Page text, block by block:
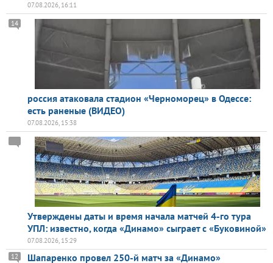
07.08.2026, 16:11
россия атаковала стадион «Черноморец» в Одессе:
есть раненые (ВИДЕО)
14
07.08.2026, 15:38
Утверждены даты и время начала матчей 4-го тура
УПЛ: известно, когда «Динамо» сыграет с «Буковиной»
07.08.2026, 15:29
Шапаренко провел 250-й матч за «Динамо»
12